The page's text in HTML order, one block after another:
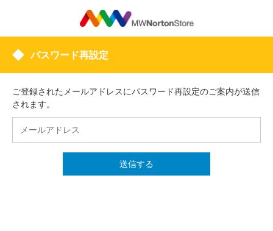
パスワード再設定
ご登録されたメールアドレスにパスワード再設定のご案内が送信
されます。
送信する